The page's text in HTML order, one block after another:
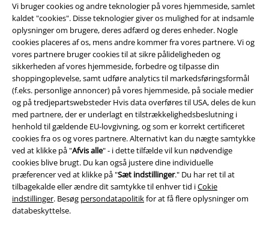
Vi bruger cookies og andre teknologier på vores hjemmeside, samlet
kaldet "cookies". Disse teknologier giver os mulighed for at indsamle
oplysninger om brugere, deres adfærd og deres enheder. Nogle
cookies placeres af os, mens andre kommer fra vores partnere. Vi og
vores partnere bruger cookies til at sikre pålideligheden og
sikkerheden af ​​vores hjemmeside, forbedre og tilpasse din
shoppingoplevelse, samt udføre analytics til markedsføringsformål
(f.eks. personlige annoncer) på vores hjemmeside, på sociale medier
og på tredjepartswebsteder Hvis data overføres til USA, deles de kun
med partnere, der er underlagt en tilstrækkelighedsbeslutning i
henhold til gældende EU-lovgivning, og som er korrekt certificeret
cookies fra os og vores partnere. Alternativt kan du nægte samtykke
ved at klikke på "Afvis alle" - i dette tilfælde vil kun nødvendige
cookies blive brugt. Du kan også justere dine individuelle
præferencer ved at klikke på "Sæt indstillinger." Du har ret til at
tilbagekalde eller ændre dit samtykke til enhver tid iCokie
indstillinger. Besøg persondatapolitikfor at få flere oplysninger om
databeskyttelse.
Juridisk
Salgs-, medlems- & leveringsbetingelser
Om EMP Danmark
Persondatapolitik
Bortskaffelse af affald og miljøbeskyttelse
Overensstemmelseserklæring
Oplysninger om tilgængelighed